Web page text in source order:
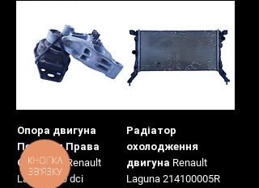
Опора двигуна
Передня Права
Оригінал Renault
Laguna 2.0 dci
Радіатор
охолодження
двигуна Renault
Laguna 214100005R
КНОПКА
ЗВ'ЯЗКУ